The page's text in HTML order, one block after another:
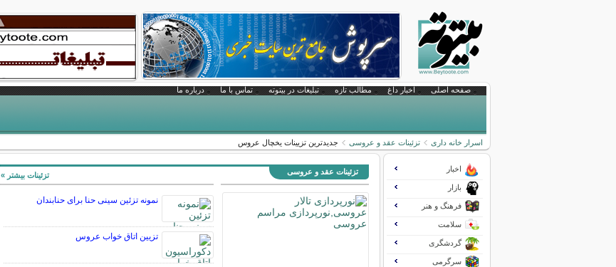
صفحه اصلی اخبار داغ مطالب تازه تبلیغات در بیتوته تماس با ما درباره ما
اسرار خانه داری تزئینات عقد و عروسی جدیدترین تزیینات یخچال عروس
تزئینات عقد و عروسی
نمونه تزئین سینی حنا برای حنابندان
تزیین اتاق خواب عروس
تزئینات بیشتر »
اخبار
بازار
فرهنگ و هنر
سلامت
گردشگری
سرگرمی